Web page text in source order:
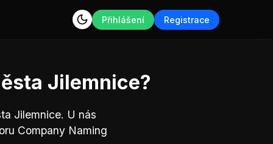
Přihlášení Registrace
Jilemnice?
Jilemnice. U nás
Company Naming